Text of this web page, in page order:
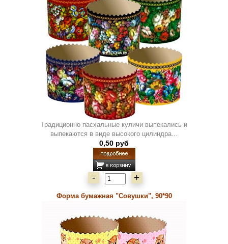
Традиционно пасхальные куличи выпекались и
выпекаются в виде высокого цилиндра...
0,50 руб
- +
Форма бумажная "Совушки", 90*90